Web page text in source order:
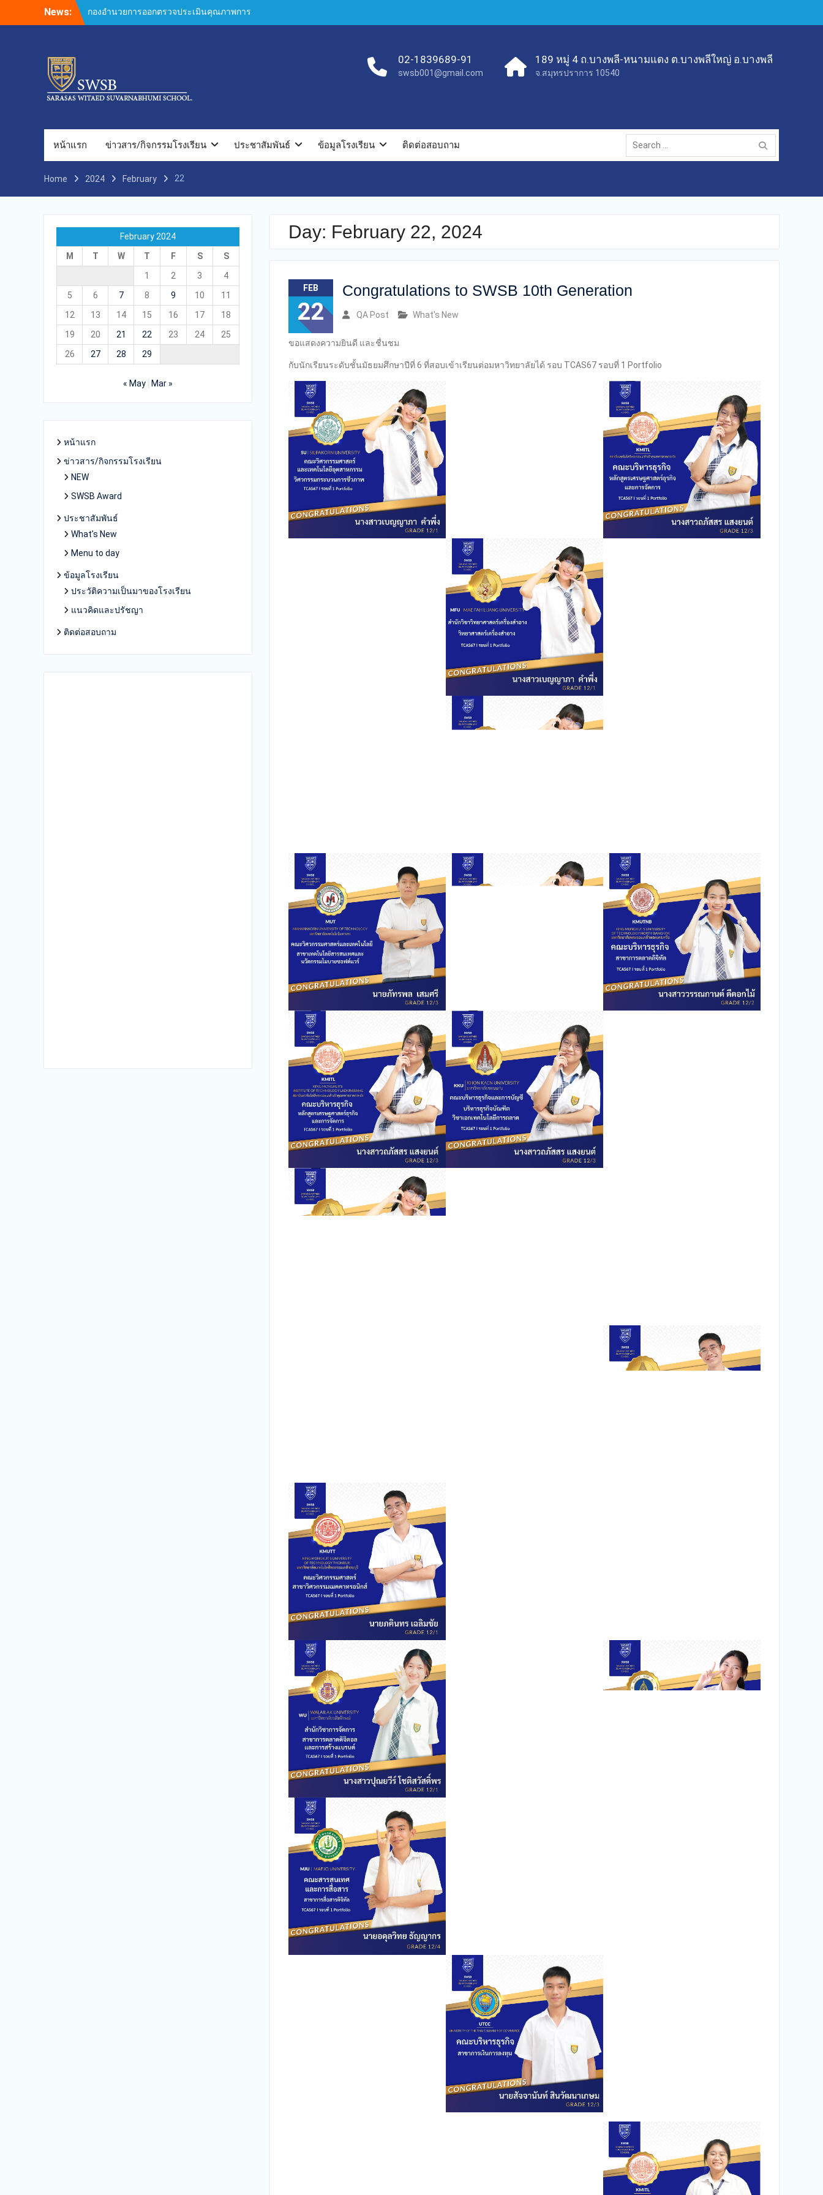
News:
กองอำนวยการออกตรวจประเมินคุณภาพการ
ศึกษาภายในโรงเรียนตามเกณฑ์คุณภาพการ
ศึกษาภายในโรงเรียนตามเกณฑ์คุณภาพการ
ศึกษาเพื่อการดำเนินการที่เป็นเลิศประจำปี
เครือสารสาสน์
กองอำนวยการออกตรวจประเมินคุณภาพการ
การศึกษา 2569
การศึกษา 2569(Summer) ของกลุ่มสถาบัน
การศึกษาในเครือสารสาสน์
02-1839689-91
swsb001@gmail.com
189 หมู่ 4 ถ.บางพลี-หนามแดง ต.บางพลีใหญ่ อ.บางพลี
จ.สมุทรปราการ 10540
หน้าแรก ข่าวสาร/กิจกรรมโรงเรียน ประชาสัมพันธ์ ข้อมูลโรงเรียน ติดต่อสอบถาม
Search
for:
Home 2024 February 22
Day: February 22, 2024
FEB
22
Congratulations to SWSB 10th Generation
QA Post What's New
ขอแสดงความยินดี และชื่นชม
กับนักเรียนระดับชั้นมัธยมศึกษาปีที่ 6 ที่สอบเข้าเรียนต่อมหาวิทยาลัยได้ รอบ TCAS67 รอบที่ 1 Portfolio
February 2024
M
T W T F S
S
1
2 3
4
5
6 7 8 9 10
11
12
13 14 15 16 17
18
19
20 21 22 23 24
25
26
27 28 29
« May Mar »
หน้าแรก
ข่าวสาร/กิจกรรมโรงเรียน
NEW
SWSB Award
ประชาสัมพันธ์
What’s New
Menu to day
ข้อมูลโรงเรียน
ประวัติความเป็นมาของโรงเรียน
แนวคิดและปรัชญา
ติดต่อสอบถาม